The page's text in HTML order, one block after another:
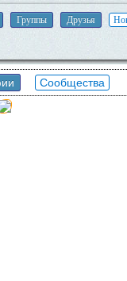
Группы Друзья
Сообщества